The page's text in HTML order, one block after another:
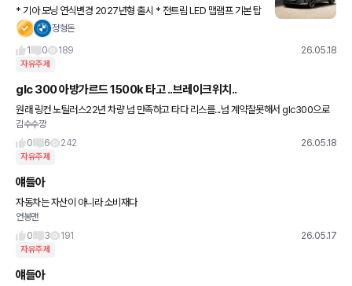
* 기아 모닝 연식변경 2027년형 출시 * 전트림 LED 맵램프 기본 탑
재 * 승용 모델, 운전선 무릎 에어백 기본 * 시그니처 -> 10.25인치
정형돈
1
0 189 26.05.18
자유주제
glc 300 아방가르드 1500k 타고 ..브레이크위치..
원래 링컨 노틸러스22년 차량 넘 만족하고 타다 리스를...넘 계약잘못해서 glc300으로
현금완납으로 (직납제이슈로 넘 급하게 산) 샀는데 첨 탈땐 모르던... 브레이크 위치가 너
무 왼쪽으로
김수수깡
0
6 242 26.05.18
자유주제
얘들아
자동차는 자산이 아니라 소비재다
연봉맨
0
3 191 26.05.17
자유주제
얘들아